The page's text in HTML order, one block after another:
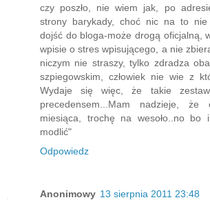
czy poszło, nie wiem jak, po
strony barykady, choć nic na to nie
dojść do bloga-może drogą oficjalną,
wpisie o stres wpisującego, a nie
niczym nie straszy, tylko zdradza
szpiegowskim, człowiek nie wie z
Wydaje się więc, że takie
precedensem...Mam nadzieje, że
miesiąca, trochę na wesoło..no bo
modlić"
Odpowiedz
Anonimowy 13 sierpnia 2011 23:48